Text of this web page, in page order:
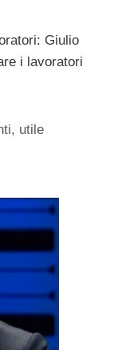
Giulio
i lavoratori
, utile